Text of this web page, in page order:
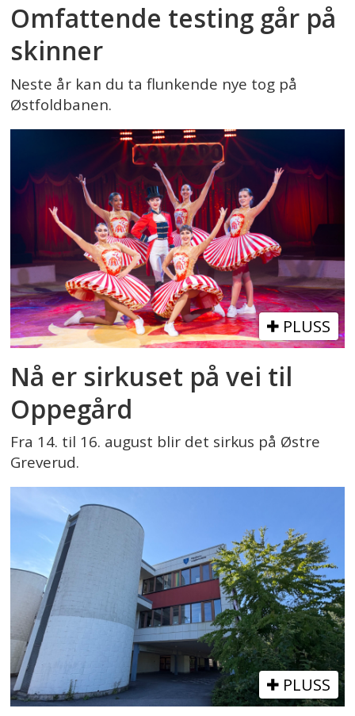
Omfattende testing går på
skinner
Neste år kan du ta flunkende nye tog på
Østfoldbanen.
PLUSS
Nå er sirkuset på vei til
Oppegård
Fra 14. til 16. august blir det sirkus på Østre
Greverud.
PLUSS